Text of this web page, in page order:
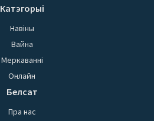
Катэгорыі
Навіны
Вайна
Меркаванні
Онлайн
Белсат
Пра нас